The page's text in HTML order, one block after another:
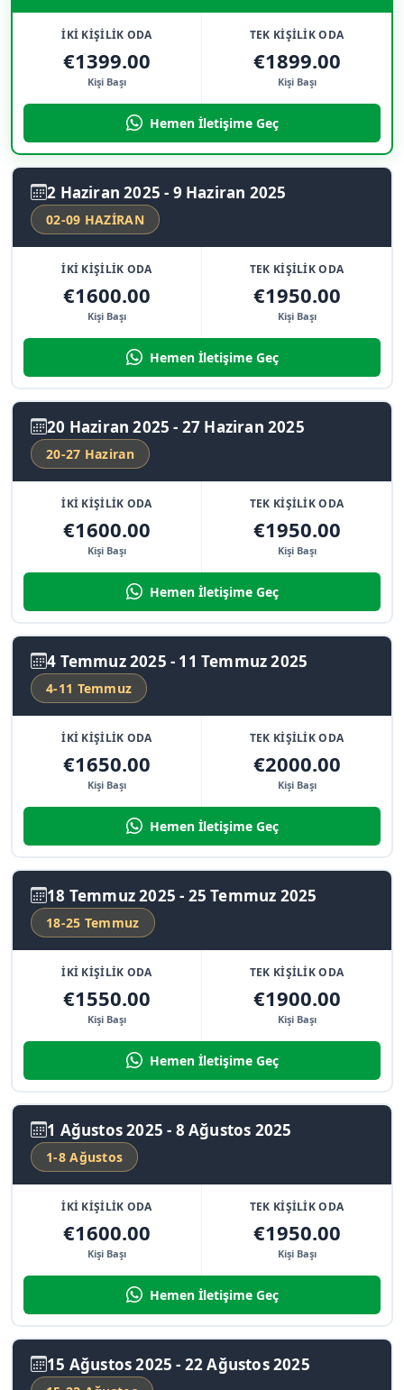
İKİ KİŞİLİK ODA
€1399.00
Kişi Başı
TEK KİŞİLİK ODA
€1899.00
Kişi Başı
Hemen İletişime Geç
2 Haziran 2025 - 9 Haziran 2025
02-09 HAZİRAN
İKİ KİŞİLİK ODA
€1600.00
Kişi Başı
TEK KİŞİLİK ODA
€1950.00
Kişi Başı
Hemen İletişime Geç
20 Haziran 2025 - 27 Haziran 2025
20-27 Haziran
İKİ KİŞİLİK ODA
€1600.00
Kişi Başı
TEK KİŞİLİK ODA
€1950.00
Kişi Başı
Hemen İletişime Geç
4 Temmuz 2025 - 11 Temmuz 2025
4-11 Temmuz
İKİ KİŞİLİK ODA
€1650.00
Kişi Başı
TEK KİŞİLİK ODA
€2000.00
Kişi Başı
Hemen İletişime Geç
18 Temmuz 2025 - 25 Temmuz 2025
18-25 Temmuz
İKİ KİŞİLİK ODA
€1550.00
Kişi Başı
TEK KİŞİLİK ODA
€1900.00
Kişi Başı
Hemen İletişime Geç
1 Ağustos 2025 - 8 Ağustos 2025
1-8 Ağustos
İKİ KİŞİLİK ODA
€1600.00
Kişi Başı
TEK KİŞİLİK ODA
€1950.00
Kişi Başı
Hemen İletişime Geç
15 Ağustos 2025 - 22 Ağustos 2025